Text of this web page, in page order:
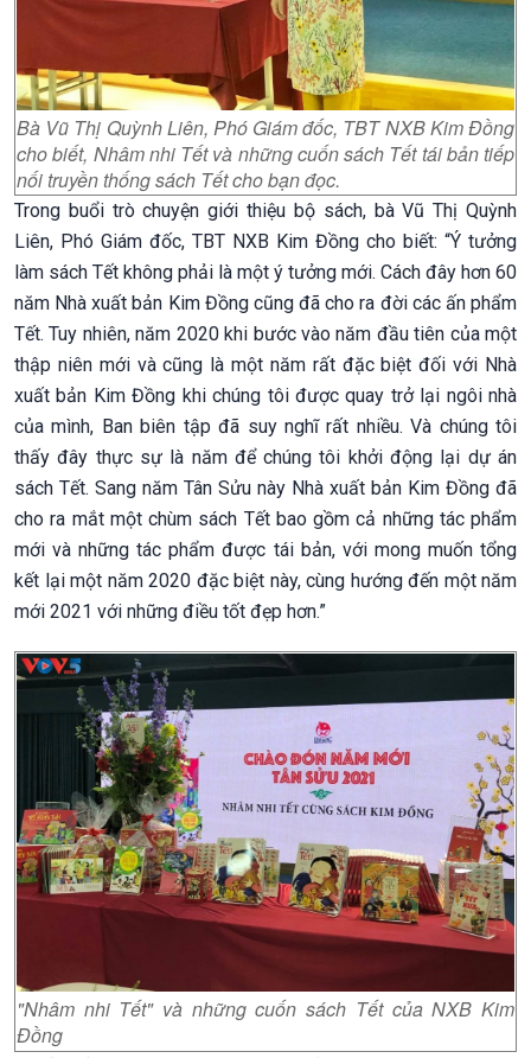
Bà Vũ Thị Quỳnh Liên, Phó Giám đốc, TBT NXB Kim Đồng
cho biết, Nhâm nhi Tết và những cuốn sách Tết tái bản tiếp
nối truyền thống sách Tết cho bạn đọc.
Trong buổi trò chuyện giới thiệu bộ sách, bà Vũ Thị Quỳnh
Liên, Phó Giám đốc, TBT NXB Kim Đồng cho biết: “Ý tưởng
làm sách Tết không phải là một ý tưởng mới. Cách đây hơn 60
năm Nhà xuất bản Kim Đồng cũng đã cho ra đời các ấn phẩm
Tết. Tuy nhiên, năm 2020 khi bước vào năm đầu tiên của một
thập niên mới và cũng là một năm rất đặc biệt đối với Nhà
xuất bản Kim Đồng khi chúng tôi được quay trở lại ngôi nhà
của mình, Ban biên tập đã suy nghĩ rất nhiều. Và chúng tôi
thấy đây thực sự là năm để chúng tôi khởi động lại dự án
sách Tết. Sang năm Tân Sửu này Nhà xuất bản Kim Đồng đã
cho ra mắt một chùm sách Tết bao gồm cả những tác phẩm
mới và những tác phẩm được tái bản, với mong muốn tổng
kết lại một năm 2020 đặc biệt này, cùng hướng đến một năm
mới 2021 với những điều tốt đẹp hơn.”
"Nhâm nhi Tết" và những cuốn sách Tết của NXB Kim
Đồng